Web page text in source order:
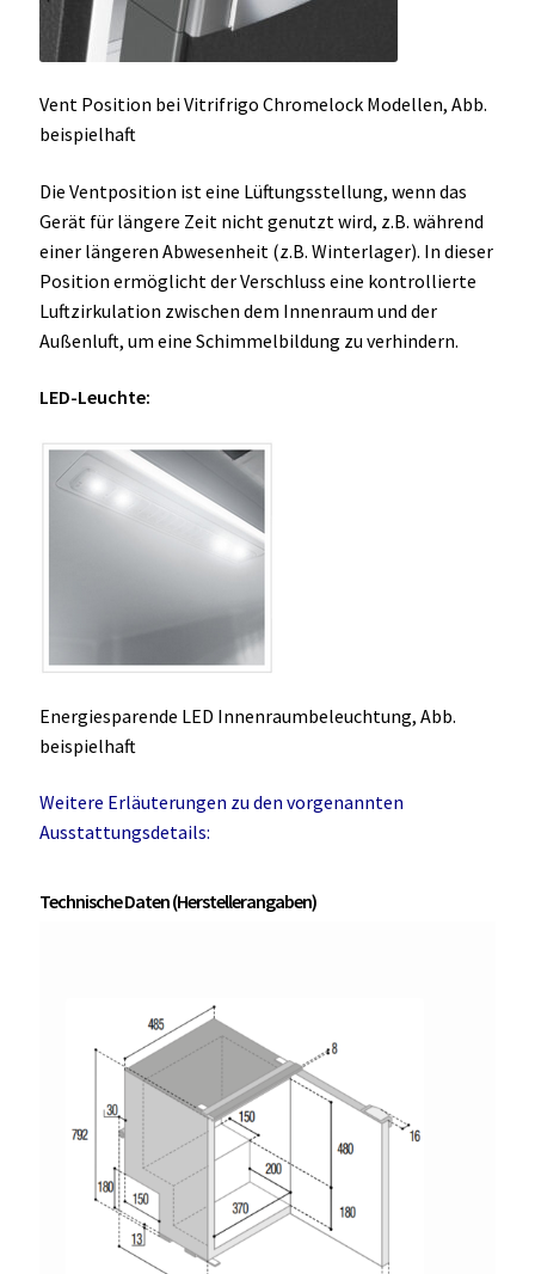
Vent Position bei Vitrifrigo Chromelock Modellen, Abb.
beispielhaft
Die Ventposition ist eine Lüftungsstellung, wenn das
Gerät für längere Zeit nicht genutzt wird, z.B. während
einer längeren Abwesenheit (z.B. Winterlager). In dieser
Position ermöglicht der Verschluss eine kontrollierte
Luftzirkulation zwischen dem Innenraum und der
Außenluft, um eine Schimmelbildung zu verhindern.
LED-Leuchte:
Energiesparende LED Innenraumbeleuchtung, Abb.
beispielhaft
Weitere Erläuterungen zu den vorgenannten
Ausstattungsdetails:
Technische Daten (Herstellerangaben)